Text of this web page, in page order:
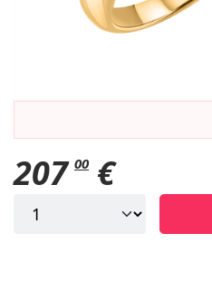
207 00 €